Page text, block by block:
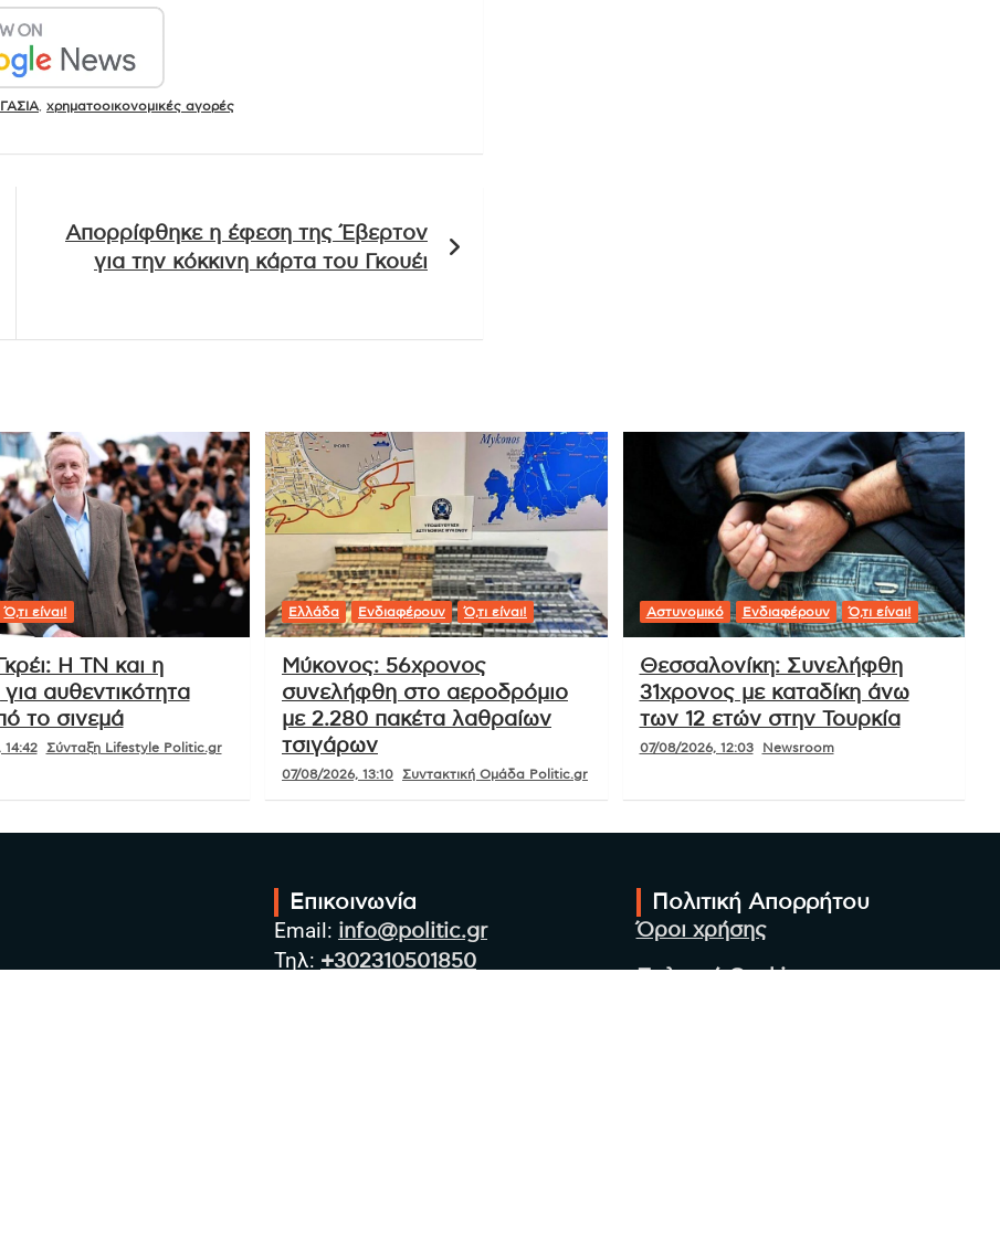
χρηματοοικονομικές αγορές
Απορρίφθηκε η έφεση της Έβερτον
για την κόκκινη κάρτα του Γκουέι
Ό,τι είναι!
Η ΤΝ και η
αυθεντικότητα
το σινεμά
Σύνταξη Lifestyle Politic.gr
Ελλάδα Ενδιαφέρουν Ό,τι είναι!
Μύκονος: 56χρονος
συνελήφθη στο αεροδρόμιο
με 2.280 πακέτα λαθραίων
τσιγάρων
07/08/2026, 13:10 Συντακτική Ομάδα Politic.gr
Αστυνομικό Ενδιαφέρουν Ό,τι είναι!
Θεσσαλονίκη: Συνελήφθη
31χρονος με καταδίκη άνω
των 12 ετών στην Τουρκία
07/08/2026, 12:03 Newsroom
Επικοινωνία
Email: info@politic.gr
Τηλ: +302310501850
Πολιτική Απορρήτου
Όροι χρήσης
Πολιτική Cookies